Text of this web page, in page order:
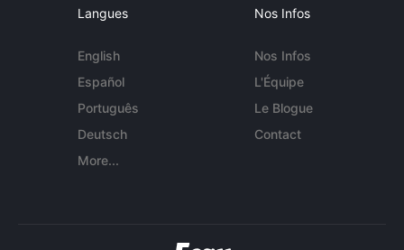
Langues
English
Español
Português
Deutsch
More...
Nos Infos
Nos Infos
L'Équipe
Le Blogue
Contact